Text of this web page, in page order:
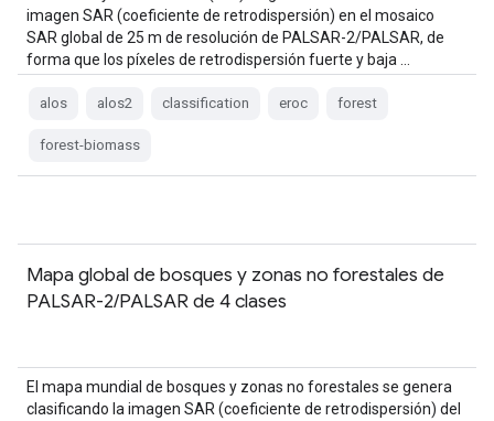
imagen SAR (coeficiente de retrodispersión) en el mosaico
SAR global de 25 m de resolución de PALSAR-2/PALSAR, de
forma que los píxeles de retrodispersión fuerte y baja …
alos alos2 classification eroc forest
forest-biomass
Mapa global de bosques y zonas no forestales de
PALSAR-2/PALSAR de 4 clases
El mapa mundial de bosques y zonas no forestales se genera
clasificando la imagen SAR (coeficiente de retrodispersión) del